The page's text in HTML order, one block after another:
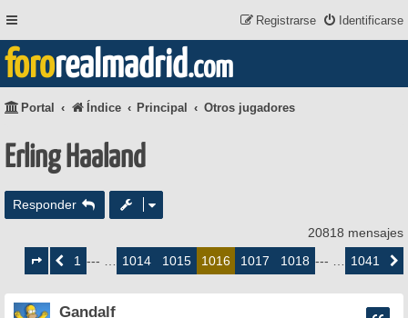
Identificarse
Registrarse
fororealmadrid.com
Portal Índice Principal Otros jugadores
Erling Haaland
Responder
20818 mensajes
deAnterior1 --- … 1014 1015 1016 1017 1018 --- … 1041
Gandalf